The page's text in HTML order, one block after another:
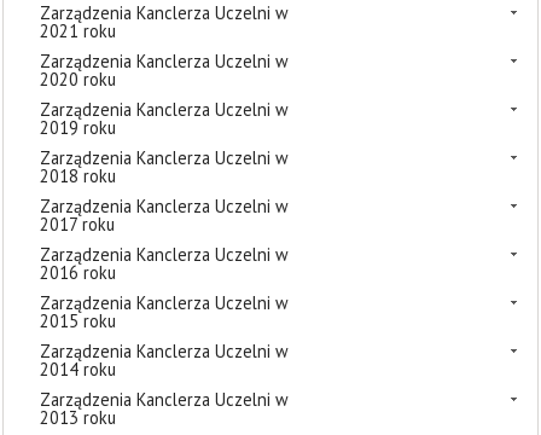
Zarządzenia Kanclerza Uczelni w
2021 roku
Zarządzenia Kanclerza Uczelni w
2020 roku
Zarządzenia Kanclerza Uczelni w
2019 roku
Zarządzenia Kanclerza Uczelni w
2018 roku
Zarządzenia Kanclerza Uczelni w
2017 roku
Zarządzenia Kanclerza Uczelni w
2016 roku
Zarządzenia Kanclerza Uczelni w
2015 roku
Zarządzenia Kanclerza Uczelni w
2014 roku
Zarządzenia Kanclerza Uczelni w
2013 roku